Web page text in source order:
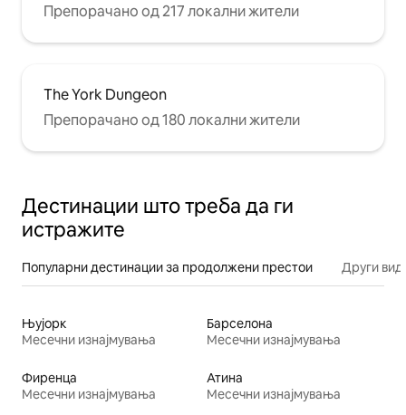
Препорачано од 217 локални жители
The York Dungeon
Препорачано од 180 локални жители
Дестинации што треба да ги
истражите
Популарни дестинации за продолжени престои Други
Њујорк
Месечни изнајмувања
Барселона
Месечни изнајмувања
Фиренца
Месечни изнајмувања
Атина
Месечни изнајмувања